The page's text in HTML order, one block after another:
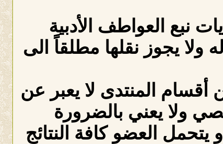
نبع العواطف الأدبية
ولا يجوز نقلها مطلقاً الى
المنتدى لا يعبر عن
ولا يعني بالضرورة
العضو كافة النتائج